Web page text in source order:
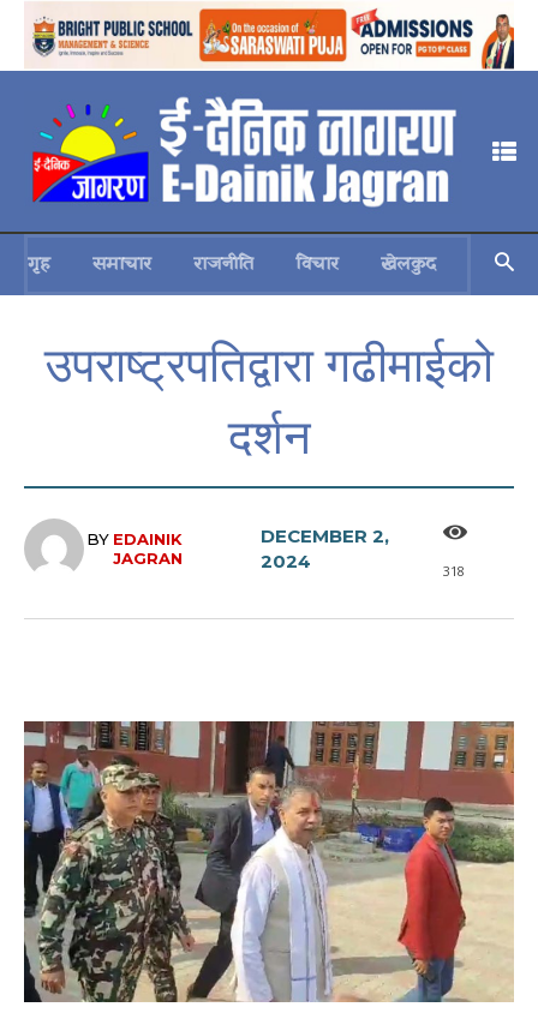
गृह समाचार राजनीति विचार खेलकुद स्वास्थ्य
उपराष्ट्रपतिद्वारा गढीमाईको
दर्शन
BY EDAINIK
JAGRAN
DECEMBER 2,
2024
318